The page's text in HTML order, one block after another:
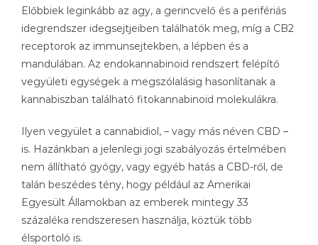
Előbbiek leginkább az agy, a gerincvelő és a perifériás
idegrendszer idegsejtjeiben találhatók meg, míg a CB2
receptorok az immunsejtekben, a lépben és a
mandulában. Az endokannabinoid rendszert felépítő
vegyületi egységek a megszólalásig hasonlítanak a
kannabiszban található fitokannabinoid molekulákra.
Ilyen vegyület a cannabidiol, – vagy más néven CBD –
is. Hazánkban a jelenlegi jogi szabályozás értelmében
nem állítható gyógy, vagy egyéb hatás a CBD-ről, de
talán beszédes tény, hogy például az Amerikai
Egyesült Államokban az emberek mintegy 33
százaléka rendszeresen használja, köztük több
élsportoló is.